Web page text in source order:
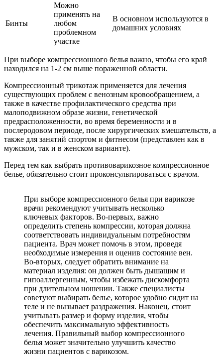
Бинты
Можно
применять на
любом
проблемном
участке
В основном используются в
домашних условиях
При выборе компрессионного белья важно, чтобы его край
находился на 1-2 см выше пораженной области.
Компрессионный трикотаж применяется для лечения
существующих проблем с венозным кровообращением, а
также в качестве профилактического средства при
малоподвижном образе жизни, генетической
предрасположенности, во время беременности и в
послеродовом периоде, после хирургических вмешательств, а
также для занятий спортом и фитнесом (представлен как в
мужском, так и в женском варианте).
Перед тем как выбрать противоварикозное компрессионное
белье, обязательно стоит проконсультироваться с врачом.
При выборе компрессионного белья при варикозе
врачи рекомендуют учитывать несколько
ключевых факторов. Во-первых, важно
определить степень компрессии, которая должна
соответствовать индивидуальным потребностям
пациента. Врач может помочь в этом, проведя
необходимые измерения и оценив состояние вен.
Во-вторых, следует обратить внимание на
материал изделия: он должен быть дышащим и
гипоаллергенным, чтобы избежать дискомфорта
при длительном ношении. Также специалисты
советуют выбирать белье, которое удобно сидит на
теле и не вызывает раздражения. Наконец, стоит
учитывать размер и форму изделия, чтобы
обеспечить максимальную эффективность
лечения. Правильный выбор компрессионного
белья может значительно улучшить качество
жизни пациентов с варикозом.